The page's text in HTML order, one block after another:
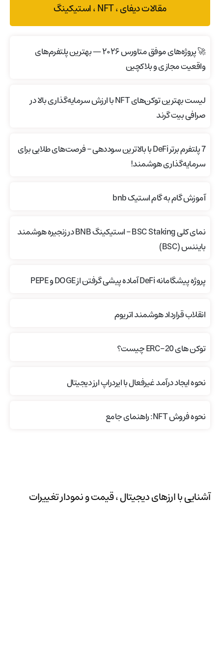
مقالات دیفای ، NFT ، استیکینگ
🚀 پروژه‌های موفق متاورس ۲۰۲۶ — بهترین پلتفرم‌های
واقعیت مجازی و بلاکچین
لیست بهترین توکن‌های NFT با ارزش سرمایه‌گذاری بالا در
صرافی بیت گرند
7 پلتفرم برتر DeFi با بالاترین سوددهی – فرصت‌های طلایی برای
سرمایه‌گذاری هوشمند!
آموزش گام به گام استیک bnb
نمای کلی BSC Staking – استیکینگ BNB در زنجیره هوشمند
بایننس (BSC)
پروژه پیشگامانه DeFi آماده پیشی گرفتن از DOGE و PEPE
انقلاب قرارداد هوشمند اتریوم
توکن های ERC-20 چیست؟
نحوه ایجاد درآمد غیرفعال با ایردراپ ارز دیجیتال
نحوه فروش NFT: راهنمای جامع
آشنایی با ارزهای دیجیتال ، قیمت و نمودار تغییرات